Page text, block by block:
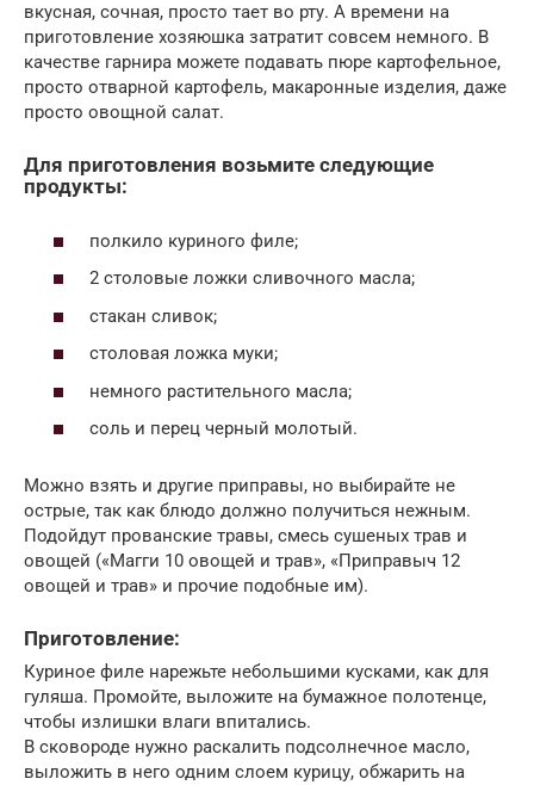
вкусная, сочная, просто тает во рту. А времени на
приготовление хозяюшка затратит совсем немного. В
качестве гарнира можете подавать пюре картофельное,
просто отварной картофель, макаронные изделия, даже
просто овощной салат.
Для приготовления возьмите следующие
продукты:
полкило куриного филе;
2 столовые ложки сливочного масла;
стакан сливок;
столовая ложка муки;
немного растительного масла;
соль и перец черный молотый.
Можно взять и другие приправы, но выбирайте не
острые, так как блюдо должно получиться нежным.
Подойдут прованские травы, смесь сушеных трав и
овощей («Магги 10 овощей и трав», «Приправыч 12
овощей и трав» и прочие подобные им).
Приготовление:
Куриное филе нарежьте небольшими кусками, как для
гуляша. Промойте, выложите на бумажное полотенце,
чтобы излишки влаги впитались.
В сковороде нужно раскалить подсолнечное масло,
выложить в него одним слоем курицу, обжарить на